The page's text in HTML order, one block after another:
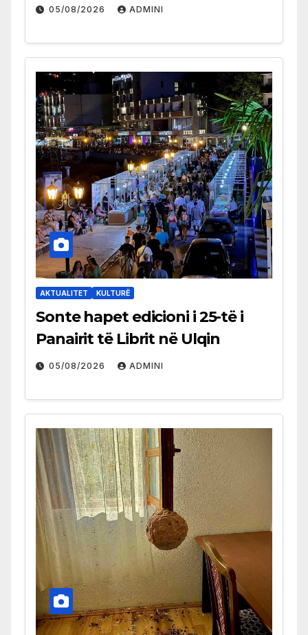
05/08/2026 ADMINI
AKTUALITET KULTURË
Sonte hapet edicioni i 25-të i
Panairit të Librit në Ulqin
05/08/2026 ADMINI